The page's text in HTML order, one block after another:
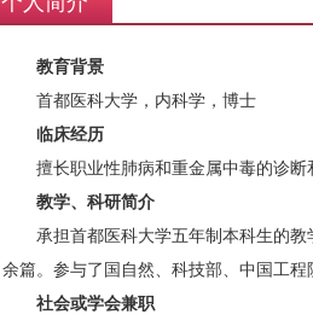
教育背景
首都医科大学，内科学，博士
临床经历
擅长职业性肺病和重金属中毒的诊断
教学、科研简介
承担首都医科大学五年制本科生的教
余篇。参与了国自然、科技部、中国工
社会或学会兼职